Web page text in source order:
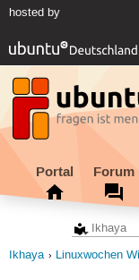
hosted by
Portal Forum
Ikhaya Linuxwochen